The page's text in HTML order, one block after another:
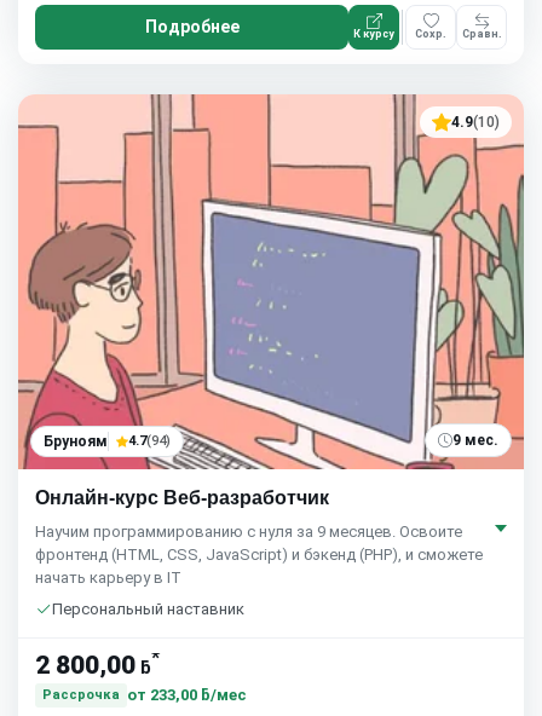
Подробнее К курсу Сохр. Сравн.
4.9(10)
Бруноям 4.7(94) 9 мес.
Онлайн-курс Веб-разработчик
Научим программированию с нуля за 9 месяцев. Освоите
фронтенд (HTML, CSS, JavaScript) и бэкенд (PHP), и сможете
начать карьеру в IT
Персональный наставник
2 800,00 ƃ*
Рассрочка от 233,00 ƃ/мес